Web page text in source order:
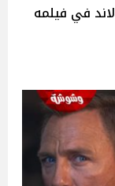
في فيلمه